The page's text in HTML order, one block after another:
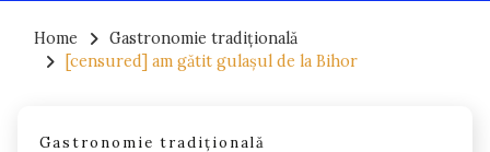
content
Home
Gastronomie tradițională
[censured] am gătit gulașul de la Bihor
Gastronomie tradițională